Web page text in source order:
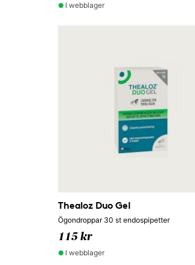
I webblager
Thealoz Duo Gel
Ögondroppar 30 st endospipetter
115 kr
I webblager